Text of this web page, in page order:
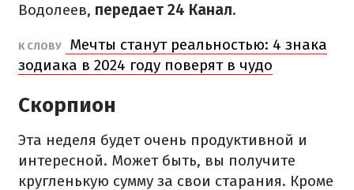
Водолеев, передает 24 Канал.
К СЛОВУ
Мечты станут реальностью: 4 знака
зодиака в 2024 году поверят в чудо
Скорпион
Эта неделя будет очень продуктивной и
интересной. Может быть, вы получите
кругленькую сумму за свои старания. Кроме